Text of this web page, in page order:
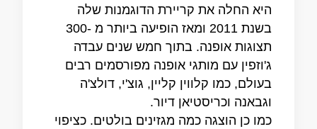
היא החלה את קריירת הדוגמנות שלה
בשנת 2011 ומאז הופיעה ביותר מ -300
תצוגות אופנה. בתוך חמש שנים עבדה
ג'וזפין עם מותגי אופנה מפורסמים רבים
בעולם, כמו קלווין קליין, גוצ'י, דולצ'ה
וגבאנה וכריסטיאן דיור.
כמו כן הוצגה כמה מגזינים בולטים. כציפוי